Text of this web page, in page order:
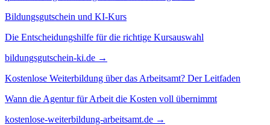
Bildungsgutschein und KI-Kurs
Die Entscheidungshilfe für die richtige Kursauswahl
bildungsgutschein-ki.de →
Kostenlose Weiterbildung über das Arbeitsamt? Der Leitfaden
Wann die Agentur für Arbeit die Kosten voll übernimmt
kostenlose-weiterbildung-arbeitsamt.de →